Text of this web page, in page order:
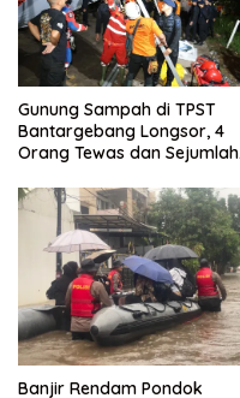
Gunung Sampah di TPST
Bantargebang Longsor, 4
Orang Tewas dan Sejumlah
Banjir Rendam Pondok